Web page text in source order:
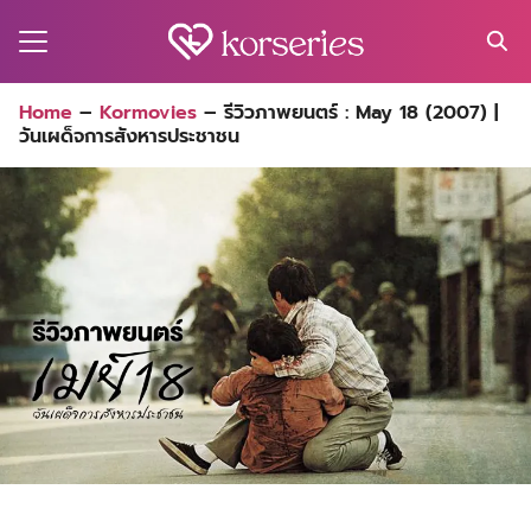
for:
Home – Kormovies –รีวิวภาพยนตร์ : May 18 (2007) |
วันเผด็จการสังหารประชาชน